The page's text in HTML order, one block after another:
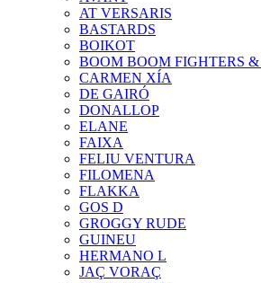
AT VERSARIS
BASTARDS
BOIKOT
BOOM BOOM FIGHTERS
CARMEN XÍA
DE GAIRÓ
DONALLOP
ELANE
FAIXA
FELIU VENTURA
FILOMENA
FLAKKA
GOS D
GROGGY RUDE
GUINEU
HERMANO L
JAÇ VORAÇ